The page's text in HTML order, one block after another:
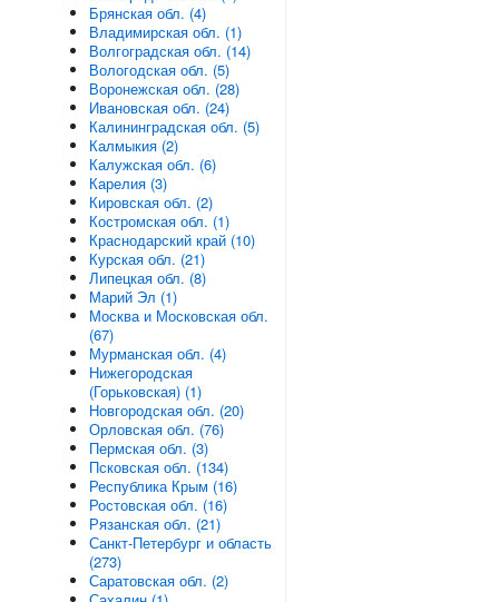
Брянская обл. (4)
Владимирская обл. (1)
Волгоградская обл. (14)
Вологодская обл. (5)
Воронежская обл. (28)
Ивановская обл. (24)
Калининградская обл. (5)
Калмыкия (2)
Калужская обл. (6)
Карелия (3)
Кировская обл. (2)
Костромская обл. (1)
Краснодарский край (10)
Курская обл. (21)
Липецкая обл. (8)
Марий Эл (1)
Москва и Московская обл.
(67)
Мурманская обл. (4)
Нижегородская
(Горьковская) (1)
Новгородская обл. (20)
Орловская обл. (76)
Пермская обл. (3)
Псковская обл. (134)
Республика Крым (16)
Ростовская обл. (16)
Рязанская обл. (21)
Санкт-Петербург и область
(273)
Саратовская обл. (2)